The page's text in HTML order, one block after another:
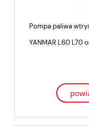
Pompa paliwa
YANMAR L60 L70